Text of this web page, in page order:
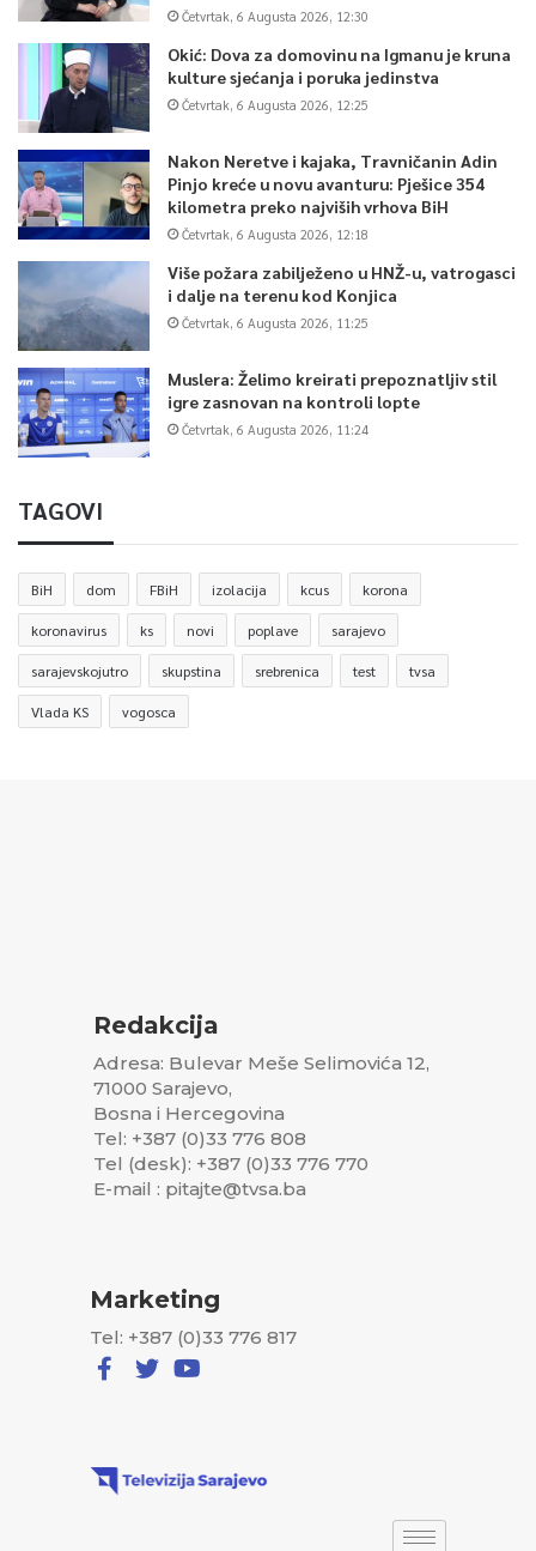
Četvrtak, 6 Augusta 2026, 12:30
Okić: Dova za domovinu na Igmanu je kruna
kulture sjećanja i poruka jedinstva
Četvrtak, 6 Augusta 2026, 12:25
Nakon Neretve i kajaka, Travničanin Adin
Pinjo kreće u novu avanturu: Pješice 354
kilometra preko najviših vrhova BiH
Četvrtak, 6 Augusta 2026, 12:18
Više požara zabilježeno u HNŽ-u, vatrogasci
i dalje na terenu kod Konjica
Četvrtak, 6 Augusta 2026, 11:25
Muslera: Želimo kreirati prepoznatljiv stil
igre zasnovan na kontroli lopte
Četvrtak, 6 Augusta 2026, 11:24
TAGOVI
BiH dom FBiH izolacija kcus korona
koronavirus ks novi poplave sarajevo
sarajevskojutro skupstina srebrenica test tvsa
Vlada KS vogosca
Redakcija
Adresa: Bulevar Meše Selimovića 12,
71000 Sarajevo,
Bosna i Hercegovina
Tel: +387 (0)33 776 808
Tel (desk): +387 (0)33 776 770
E-mail : pitajte@tvsa.ba
Marketing
Tel: +387 (0)33 776 817